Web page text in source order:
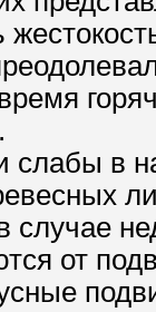
в
случае
от